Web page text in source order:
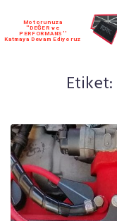
Motorunuza
''DEĞER ve
PERFORMANS''
Katmaya Devam Ediyoruz
Etiket: